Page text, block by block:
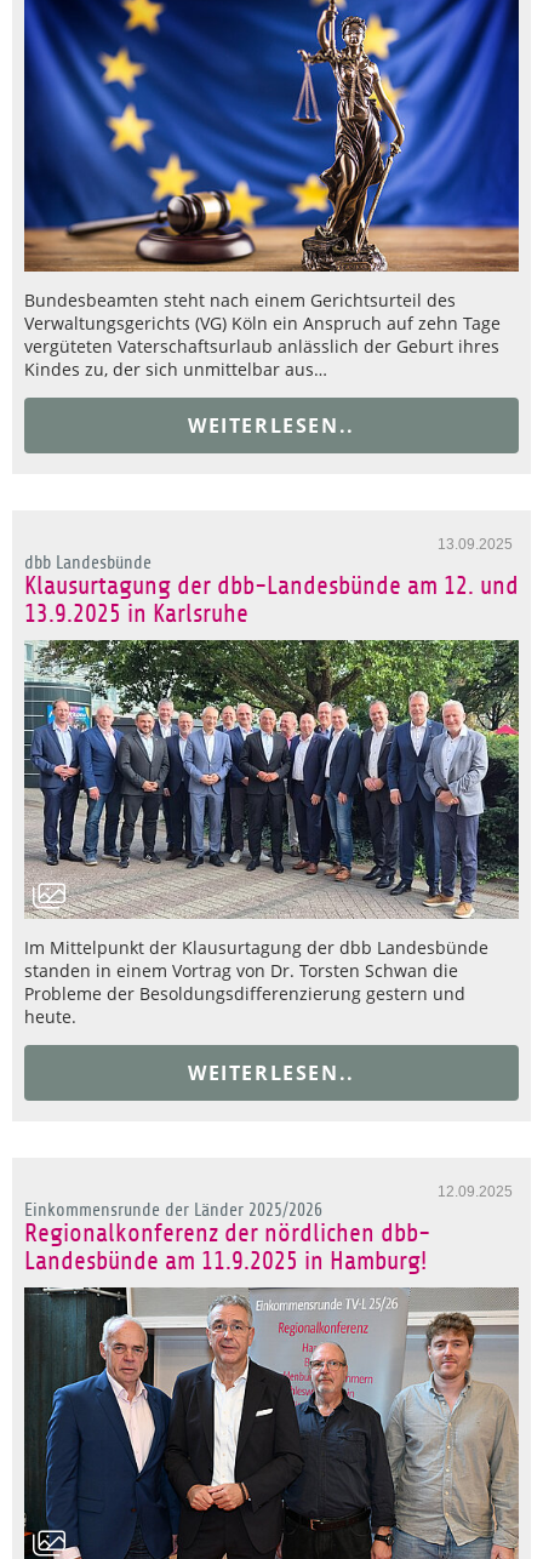
Bundesbeamten steht nach einem Gerichtsurteil des
Verwaltungsgerichts (VG) Köln ein Anspruch auf zehn Tage
vergüteten Vaterschaftsurlaub anlässlich der Geburt ihres
Kindes zu, der sich unmittelbar aus…
WEITERLESEN..
13.09.2025
dbb Landesbünde
Klausurtagung der dbb-Landesbünde am 12. und
13.9.2025 in Karlsruhe
Im Mittelpunkt der Klausurtagung der dbb Landesbünde
standen in einem Vortrag von Dr. Torsten Schwan die
Probleme der Besoldungsdifferenzierung gestern und
heute.
WEITERLESEN..
12.09.2025
Einkommensrunde der Länder 2025/2026
Regionalkonferenz der nördlichen dbb-
Landesbünde am 11.9.2025 in Hamburg!